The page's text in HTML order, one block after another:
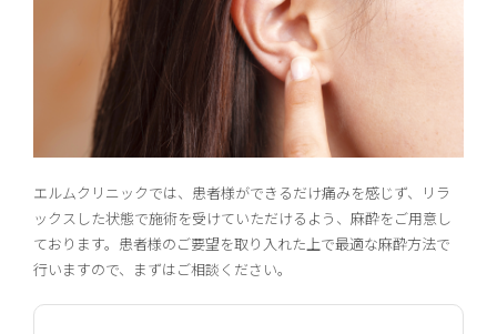
エルムクリニックでは、患者様ができるだけ痛みを感じず、リラ
ックスした状態で施術を受けていただけるよう、麻酔をご用意し
ております。患者様のご要望を取り入れた上で最適な麻酔方法で
行いますので、まずはご相談ください。